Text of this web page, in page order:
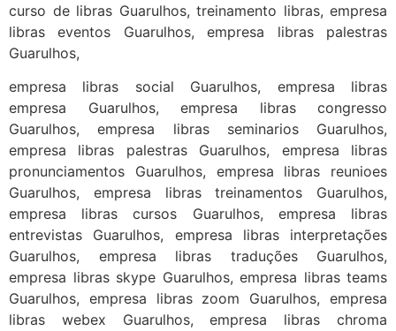
curso de libras Guarulhos, treinamento libras, empresa
libras eventos Guarulhos, empresa libras palestras
Guarulhos,
empresa libras social Guarulhos, empresa libras
empresa Guarulhos, empresa libras congresso
Guarulhos, empresa libras seminarios Guarulhos,
empresa libras palestras Guarulhos, empresa libras
pronunciamentos Guarulhos, empresa libras reunioes
Guarulhos, empresa libras treinamentos Guarulhos,
empresa libras cursos Guarulhos, empresa libras
entrevistas Guarulhos, empresa libras interpretações
Guarulhos, empresa libras traduções Guarulhos,
empresa libras skype Guarulhos, empresa libras teams
Guarulhos, empresa libras zoom Guarulhos, empresa
libras webex Guarulhos, empresa libras chroma